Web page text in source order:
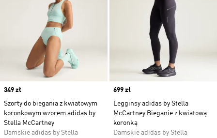
Price
349 zł
Szorty do biegania z kwiatowym
koronkowym wzorem adidas by
Stella McCartney
Damskie adidas by Stella
Price
699 zł
Legginsy adidas by Stella
McCartney Bieganie z kwiatową
koronką
Damskie adidas by Stella